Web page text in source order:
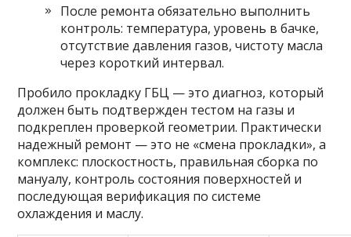
После ремонта обязательно выполнить
контроль: температура, уровень в бачке,
отсутствие давления газов, чистоту масла
через короткий интервал.
Пробило прокладку ГБЦ — это диагноз, который
должен быть подтвержден тестом на газы и
подкреплен проверкой геометрии. Практически
надежный ремонт — это не «смена прокладки», а
комплекс: плоскостность, правильная сборка по
мануалу, контроль состояния поверхностей и
последующая верификация по системе
охлаждения и маслу.